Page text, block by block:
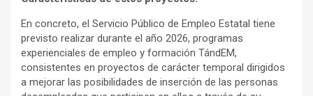
En concreto, el Servicio Público de Empleo Estatal tiene
previsto realizar durante el año 2026, programas
experienciales de empleo y formación TándEM,
consistentes en proyectos de carácter temporal dirigidos
a mejorar las posibilidades de inserción de las personas